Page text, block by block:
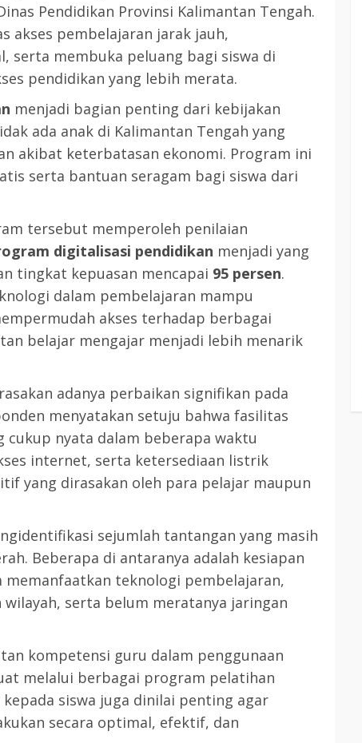
Pendidikan Provinsi Kalimantan Tengah.
akses pembelajaran jarak jauh,
serta membuka peluang bagi siswa di
pendidikan yang lebih merata.
menjadi bagian penting dari kebijakan
ada anak di Kalimantan Tengah yang
akibat keterbatasan ekonomi. Program ini
serta bantuan seragam bagi siswa dari
tersebut memperoleh penilaian
digitalisasi pendidikan menjadi yang
tingkat kepuasan mencapai 95 persen.
dalam pembelajaran mampu
akses terhadap berbagai
belajar mengajar menjadi lebih menarik
adanya perbaikan signifikan pada
menyatakan setuju bahwa fasilitas
cukup nyata dalam beberapa waktu
internet, serta ketersediaan listrik
yang dirasakan oleh para pelajar maupun
sejumlah tantangan yang masih
Beberapa di antaranya adalah kesiapan
teknologi pembelajaran,
serta belum meratanya jaringan
kompetensi guru dalam penggunaan
melalui berbagai program pelatihan
siswa juga dinilai penting agar
secara optimal, efektif, dan